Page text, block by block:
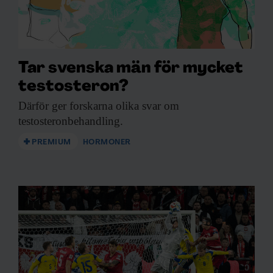
Tar svenska män för mycket
testosteron?
Därför ger forskarna olika svar om
testosteronbehandling.
PREMIUM HORMONER